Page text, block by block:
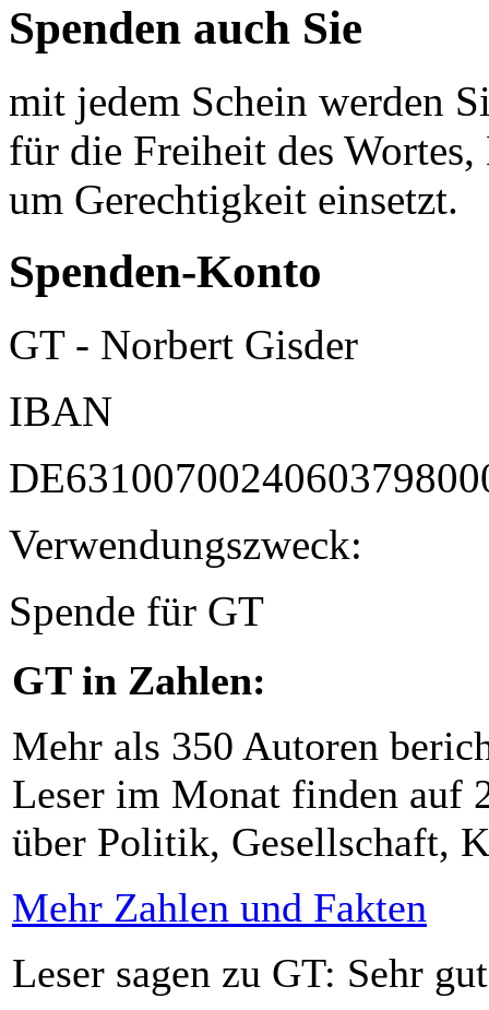
Spenden auch Sie
mit jedem Schein werden
für die Freiheit des
um Gerechtigkeit einsetzt.
Spenden-Konto
GT - Norbert Gisder
IBAN
Verwendungszweck:
Spende für GT
GT in Zahlen:
Mehr als 350 Autoren
Leser im Monat finden auf
über Politik, Gesellschaft,
Mehr Zahlen und Fakten
Leser sagen zu GT: Sehr